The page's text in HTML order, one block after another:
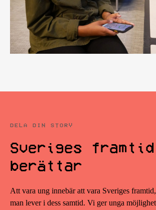
DELA DIN STORY
Sveriges framtid
berättar
Att vara ung innebär att vara Sveriges
man lever i dess samtid. Vi ger unga